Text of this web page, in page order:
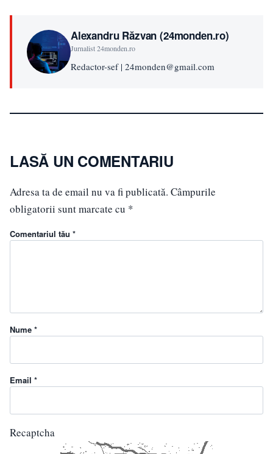
Alexandru Răzvan (24monden.ro)
Jurnalist 24monden.ro
Redactor-sef | 24monden@gmail.com
LASĂ UN COMENTARIU
Adresa ta de email nu va fi publicată. Câmpurile
obligatorii sunt marcate cu *
Comentariul tău *
Nume *
Email *
Recaptcha